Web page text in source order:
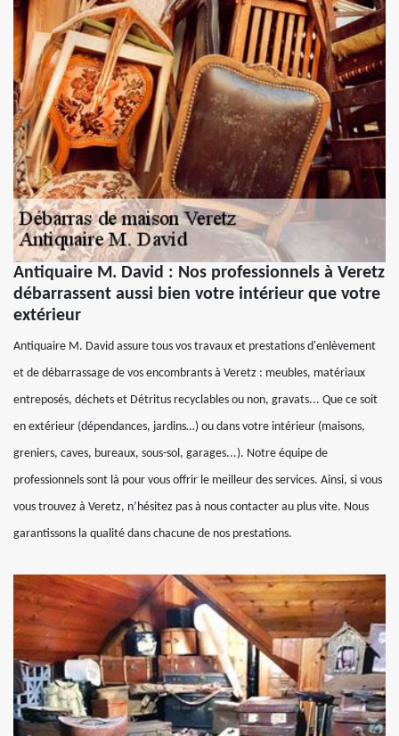
Antiquaire M. David : Nos professionnels à Veretz
débarrassent aussi bien votre intérieur que votre
extérieur
Antiquaire M. David assure tous vos travaux et prestations d'enlèvement
et de débarrassage de vos encombrants à Veretz : meubles, matériaux
entreposés, déchets et Détritus recyclables ou non, gravats... Que ce soit
en extérieur (dépendances, jardins…) ou dans votre intérieur (maisons,
greniers, caves, bureaux, sous-sol, garages...). Notre équipe de
professionnels sont là pour vous offrir le meilleur des services. Ainsi, si vous
vous trouvez à Veretz, n’hésitez pas à nous contacter au plus vite. Nous
garantissons la qualité dans chacune de nos prestations.